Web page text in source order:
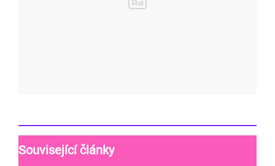
Související články